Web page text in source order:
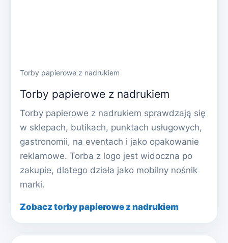
Torby papierowe z nadrukiem
Torby papierowe z nadrukiem
Torby papierowe z nadrukiem sprawdzają się
w sklepach, butikach, punktach usługowych,
gastronomii, na eventach i jako opakowanie
reklamowe. Torba z logo jest widoczna po
zakupie, dlatego działa jako mobilny nośnik
marki.
Zobacz torby papierowe z nadrukiem